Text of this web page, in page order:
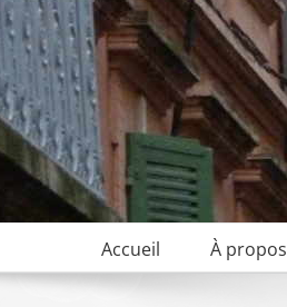
Accueil À propos